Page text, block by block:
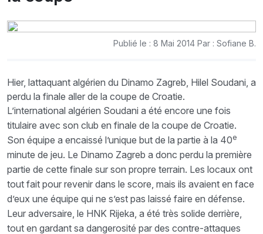
Publié le : 8 Mai 2014 Par : Sofiane B.
Hier, lattaquant algérien du Dinamo Zagreb, Hilel Soudani, a
perdu la finale aller de la coupe de Croatie.
L’international algérien Soudani a été encore une fois
titulaire avec son club en finale de la coupe de Croatie.
Son équipe a encaissé l’unique but de la partie à la 40e
minute de jeu. Le Dinamo Zagreb a donc perdu la première
partie de cette finale sur son propre terrain. Les locaux ont
tout fait pour revenir dans le score, mais ils avaient en face
d’eux une équipe qui ne s’est pas laissé faire en défense.
Leur adversaire, le HNK Rijeka, a été très solide derrière,
tout en gardant sa dangerosité par des contre-attaques